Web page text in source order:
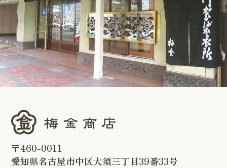
〒460-0011
愛知県名古屋市中区大須三丁目39番33号